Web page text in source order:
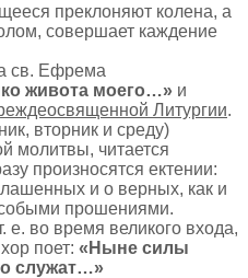
преклоняют колена, а
совершает каждение
св. Ефрема
живота моего…» и
Литургии.
вторник и среду)
молитвы, читается
произносятся ектении:
и о верных, как и
прошениями.
е. во время великого входа,
хор поет: «Ныне силы
служат…»